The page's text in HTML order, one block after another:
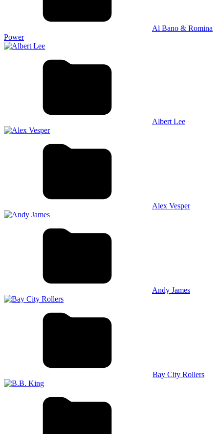
Al Bano & Romina
Power
Albert Lee
Alex Vesper
Andy James
Bay City Rollers